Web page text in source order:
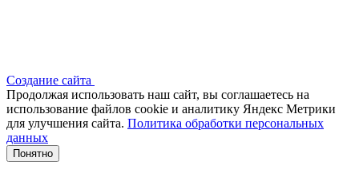
Создание сайта
Продолжая использовать наш сайт, вы соглашаетесь на
использование файлов сооkіе и аналитику Яндекс Метрики
для улучшения сайта. Политика обработки персональных
данных
Понятно